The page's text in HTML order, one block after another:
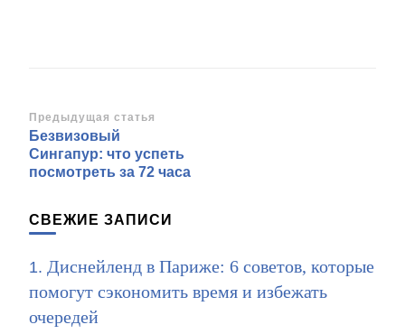
Навигация
по
записям
Предыдущая статья
Безвизовый
Сингапур: что успеть
посмотреть за 72 часа
СВЕЖИЕ ЗАПИСИ
Диснейленд в Париже: 6 советов, которые
помогут сэкономить время и избежать
очередей